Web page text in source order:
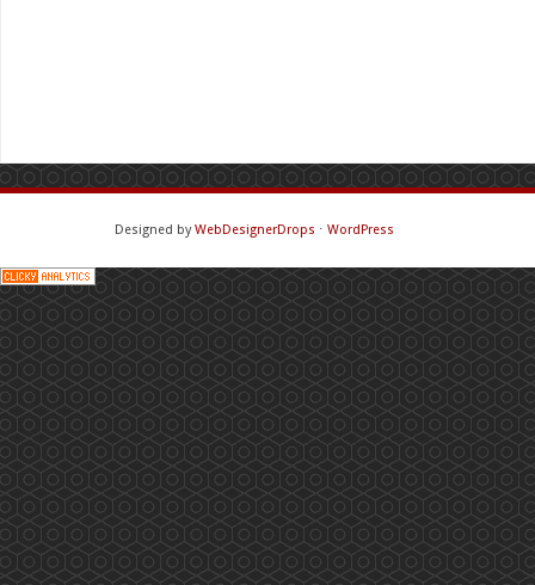
Designed byWebDesignerDrops ⋅ WordPress